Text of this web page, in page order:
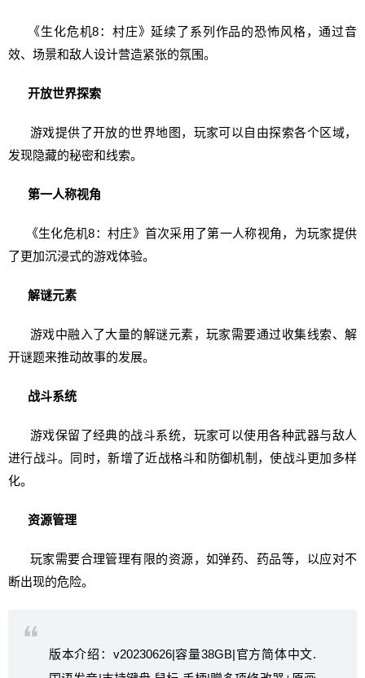
《生化危机8：村庄》延续了系列作品的恐怖风格，通过音
效、场景和敌人设计营造紧张的氛围。
开放世界探索
游戏提供了开放的世界地图，玩家可以自由探索各个区域，
发现隐藏的秘密和线索。
第一人称视角
《生化危机8：村庄》首次采用了第一人称视角，为玩家提供
了更加沉浸式的游戏体验。
解谜元素
游戏中融入了大量的解谜元素，玩家需要通过收集线索、解
开谜题来推动故事的发展。
战斗系统
游戏保留了经典的战斗系统，玩家可以使用各种武器与敌人
进行战斗。同时，新增了近战格斗和防御机制，使战斗更加多样
化。
资源管理
玩家需要合理管理有限的资源，如弹药、药品等，以应对不
断出现的危险。
版本介绍：v20230626|容量38GB|官方简体中文.